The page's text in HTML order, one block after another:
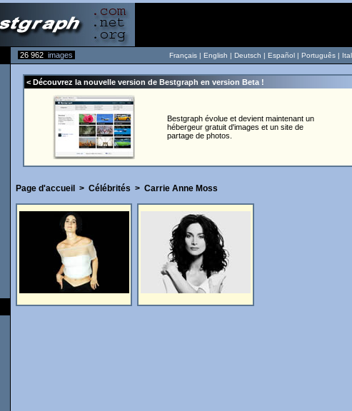
26 962 images Français | English | Deutsch | Español | Português |
< Découvrez la nouvelle version de Bestgraph en version Beta !
Bestgraph évolue et devient maintenant un
hébergeur gratuit d'images et un site de
partage de photos.
Page d'accueil > Célébrités > Carrie Anne Moss